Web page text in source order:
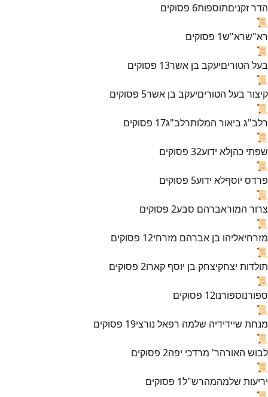
הדר זקניםתוספות6 פסוקים
📜
רא"שרא"ש1 פסוקים
📜
בעל הטוריםיעקב בן אשר13 פסוקים
📜
קיצור בעל הטוריםיעקב בן אשר5 פסוקים
📜
רלב"ג ביאור המלותרלב"ג17 פסוקים
📜
שפתי כהןלא ידוע32 פסוקים
📜
פרדס יוסףלא ידוע5 פסוקים
📜
צרור המוראברהם סבע2 פסוקים
📜
מזרחיאליהו בן אברהם מזרחי12 פסוקים
📜
תולדות יצחקיצחק בן יוסף קארו2 פסוקים
📜
ספורנוספורנו12 פסוקים
📜
מנחת שיידידיה שלמה רפאל נורצי19 פסוקים
📜
לבוש האורהר' מרדכי יפה2 פסוקים
📜
יריעות שלמהמהרש"ל1 פסוקים